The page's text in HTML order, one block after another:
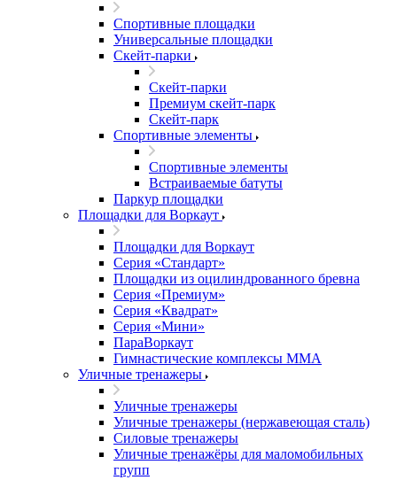
Спортивные площадки
Универсальные площадки
Скейт-парки
Скейт-парки
Премиум скейт-парк
Скейт-парк
Спортивные элементы
Спортивные элементы
Встраиваемые батуты
Паркур площадки
Площадки для Воркаут
Площадки для Воркаут
Серия «Стандарт»
Площадки из оцилиндрованного бревна
Серия «Премиум»
Серия «Квадрат»
Серия «Мини»
ПараВоркаут
Гимнастические комплексы ММА
Уличные тренажеры
Уличные тренажеры
Уличные тренажеры (нержавеющая сталь)
Силовые тренажеры
Уличные тренажёры для маломобильных
групп